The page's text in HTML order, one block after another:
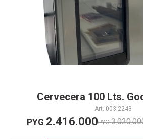
Cervecera 100 Lts.
003.2243
PYG 2.416.000PYG